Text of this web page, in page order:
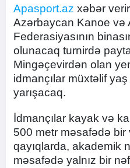
Apasport.az xəbər
Azərbaycan Kanoe və
Federasiyasının
olunacaq turnirdə
Mingəçevirdən olan
idmançılar müxtəlif
yarışacaq.
İdmançılar kayak və
500 metr məsafədə bir
qayıqlarda, akademik
məsafədə yalnız bir